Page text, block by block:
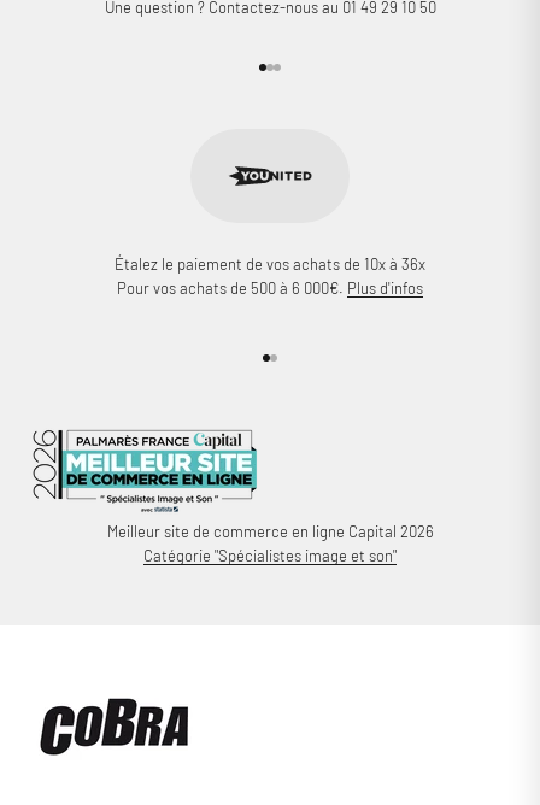
Une question ? Contactez-nous au 01 49 29 10 50
Aller à l'élément 1
Aller à l'élément 2
Aller à l'élément 3
Étalez le paiement de vos achats de 10x à 36x
Pour vos achats de 500 à 6 000€. Plus d'infos
Aller à l'élément 1
Aller à l'élément 2
Meilleur site de commerce en ligne Capital 2026
Catégorie "Spécialistes image et son"